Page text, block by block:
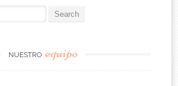
NUESTRO equipo